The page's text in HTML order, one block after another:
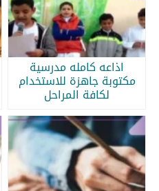
اذاعه كامله مدرسية
مكتوبة جاهزة للاستخدام
لكافة المراحل